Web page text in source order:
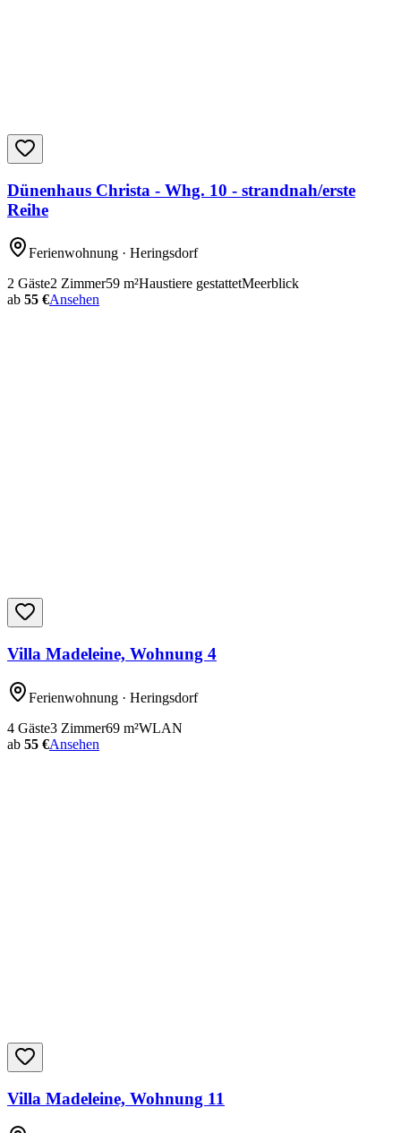
Dünenhaus Christa - Whg. 10 - strandnah/erste
Reihe
Ferienwohnung · Heringsdorf
2 Gäste2 Zimmer59 m²Haustiere gestattetMeerblick
ab 55 €Ansehen
Villa Madeleine, Wohnung 4
Ferienwohnung · Heringsdorf
4 Gäste3 Zimmer69 m²WLAN
ab 55 €Ansehen
Villa Madeleine, Wohnung 11